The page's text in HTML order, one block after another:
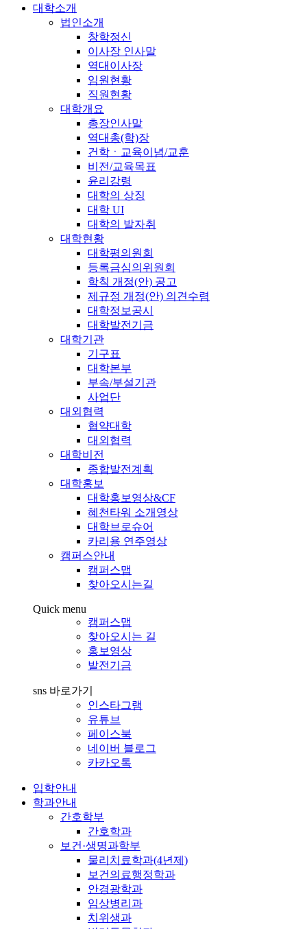
대학소개
법인소개
창학정신
이사장 인사말
역대이사장
임원현황
직원현황
대학개요
총장인사말
역대총(학)장
건학ㆍ교육이념/교훈
비전/교육목표
윤리강령
대학의 상징
대학 UI
대학의 발자취
대학현황
대학평의원회
등록금심의위원회
학칙 개정(안) 공고
제규정 개정(안) 의견수렴
대학정보공시
대학발전기금
대학기관
기구표
대학본부
부속/부설기관
사업단
대외협력
협약대학
대외협력
대학비전
종합발전계획
대학홍보
대학홍보영상&CF
혜천타워 소개영상
대학브로슈어
카리용 연주영상
캠퍼스안내
캠퍼스맵
찾아오시는길
Quick menu
캠퍼스맵
찾아오시는 길
홍보영상
발전기금
sns 바로가기
인스타그램
유튜브
페이스북
네이버 블로그
카카오톡
입학안내
학과안내
간호학부
간호학과
보건·생명과학부
물리치료학과(4년제)
보건의료행정학과
안경광학과
임상병리과
치위생과